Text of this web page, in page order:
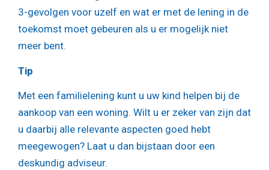
3-gevolgen voor uzelf en wat er met de lening in de
toekomst moet gebeuren als u er mogelijk niet
meer bent.
Tip
Met een familielening kunt u uw kind helpen bij de
aankoop van een woning. Wilt u er zeker van zijn dat
u daarbij alle relevante aspecten goed hebt
meegewogen? Laat u dan bijstaan door een
deskundig adviseur.